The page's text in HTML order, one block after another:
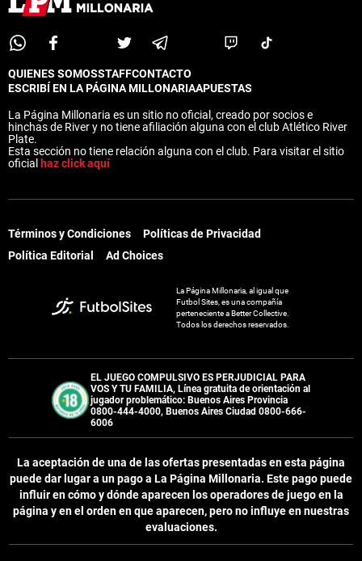
GUÍAS
CÓDIGOS
PRONÓSTICOS
APUESTA DEL DÍA
ESCRIBÍ EN LA PÁGINA MILLONARIA
hinchas de River y no tiene afiliación alguna con el club Atlético River
Plate.
Esta sección no tiene relación alguna con el club. Para visitar el sitio
oficialhaz click aquí
Futbol Sites, es una compañía
perteneciente a Better Collective.
Todos los derechos reservados.
VOS Y TU FAMILIA, Línea gratuita de orientación al
jugador problemático: Buenos Aires Provincia
0800-444-4000, Buenos Aires Ciudad 0800-666-
6006
puede dar lugar a un pago aLa Página Millonaria. Este pago puede
influir en cómo y dónde aparecen los operadores de juego en la
página y en el orden en que aparecen, pero no influye en nuestras
evaluaciones.
QUIENES SOMOSSTAFFCONTACTO
ESCRIBÍ EN LA PÁGINA MILLONARIAAPUESTAS
La Página Millonaria es un sitio no oficial, creado por socios e
hinchas de River y no tiene afiliación alguna con el club Atlético River
Plate.
Esta sección no tiene relación alguna con el club. Para visitar el sitio
oficial haz click aquí
Términos y Condiciones
Políticas de Privacidad
Política Editorial
Ad Choices
La Página Millonaria, al igual que
Futbol Sites, es una compañía
perteneciente a Better Collective.
Todos los derechos reservados.
EL JUEGO COMPULSIVO ES PERJUDICIAL PARA
VOS Y TU FAMILIA, Línea gratuita de orientación al
jugador problemático: Buenos Aires Provincia
0800-444-4000, Buenos Aires Ciudad 0800-666-
6006
La aceptación de una de las ofertas presentadas en esta página
puede dar lugar a un pago a La Página Millonaria. Este pago puede
influir en cómo y dónde aparecen los operadores de juego en la
página y en el orden en que aparecen, pero no influye en nuestras
evaluaciones.